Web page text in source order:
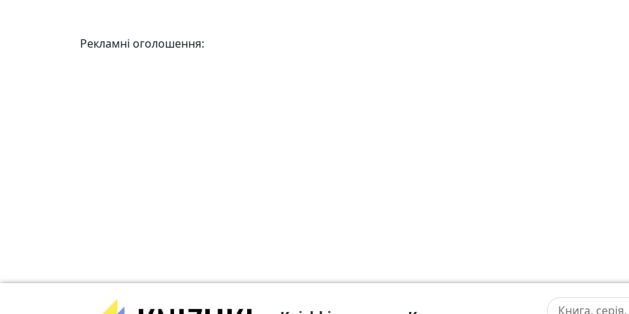
Рекламні оголошення: